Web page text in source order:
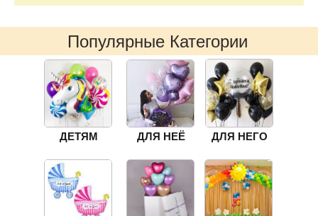
Популярные Категории
ДЛЯ НЕЁ ДЛЯ НЕГО
ДЕТЯМ